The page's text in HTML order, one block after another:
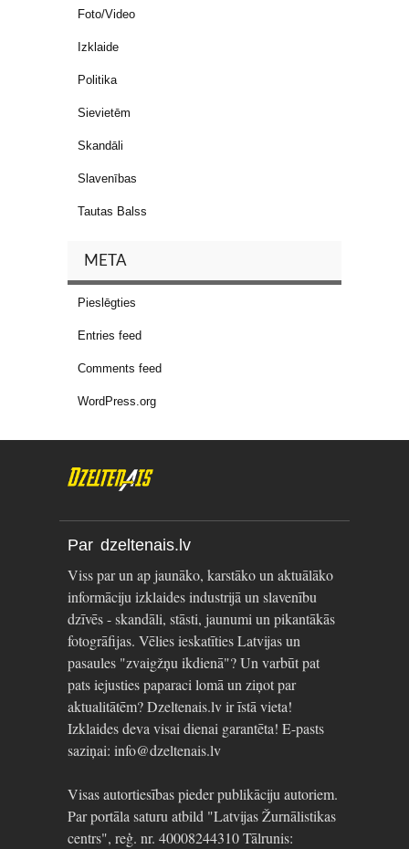
Foto/Video
Izklaide
Politika
Sievietēm
Skandāli
Slavenības
Tautas Balss
META
Pieslēgties
Entries feed
Comments feed
WordPress.org
Par dzeltenais.lv
Viss par un ap jaunāko, karstāko un aktuālāko
informāciju izklaides industrijā un slavenību
dzīvēs - skandāli, stāsti, jaunumi un pikantākās
fotogrāfijas. Vēlies ieskatīties Latvijas un
pasaules "zvaigžņu ikdienā"? Un varbūt pat
pats iejusties paparaci lomā un ziņot par
aktualitātēm? Dzeltenais.lv ir īstā vieta!
Izklaides deva visai dienai garantēta! E-pasts
saziņai: info@dzeltenais.lv
Visas autortiesības pieder publikāciju autoriem.
Par portāla saturu atbild "Latvijas Žurnālistikas
centrs", reģ. nr. 40008244310 Tālrunis: